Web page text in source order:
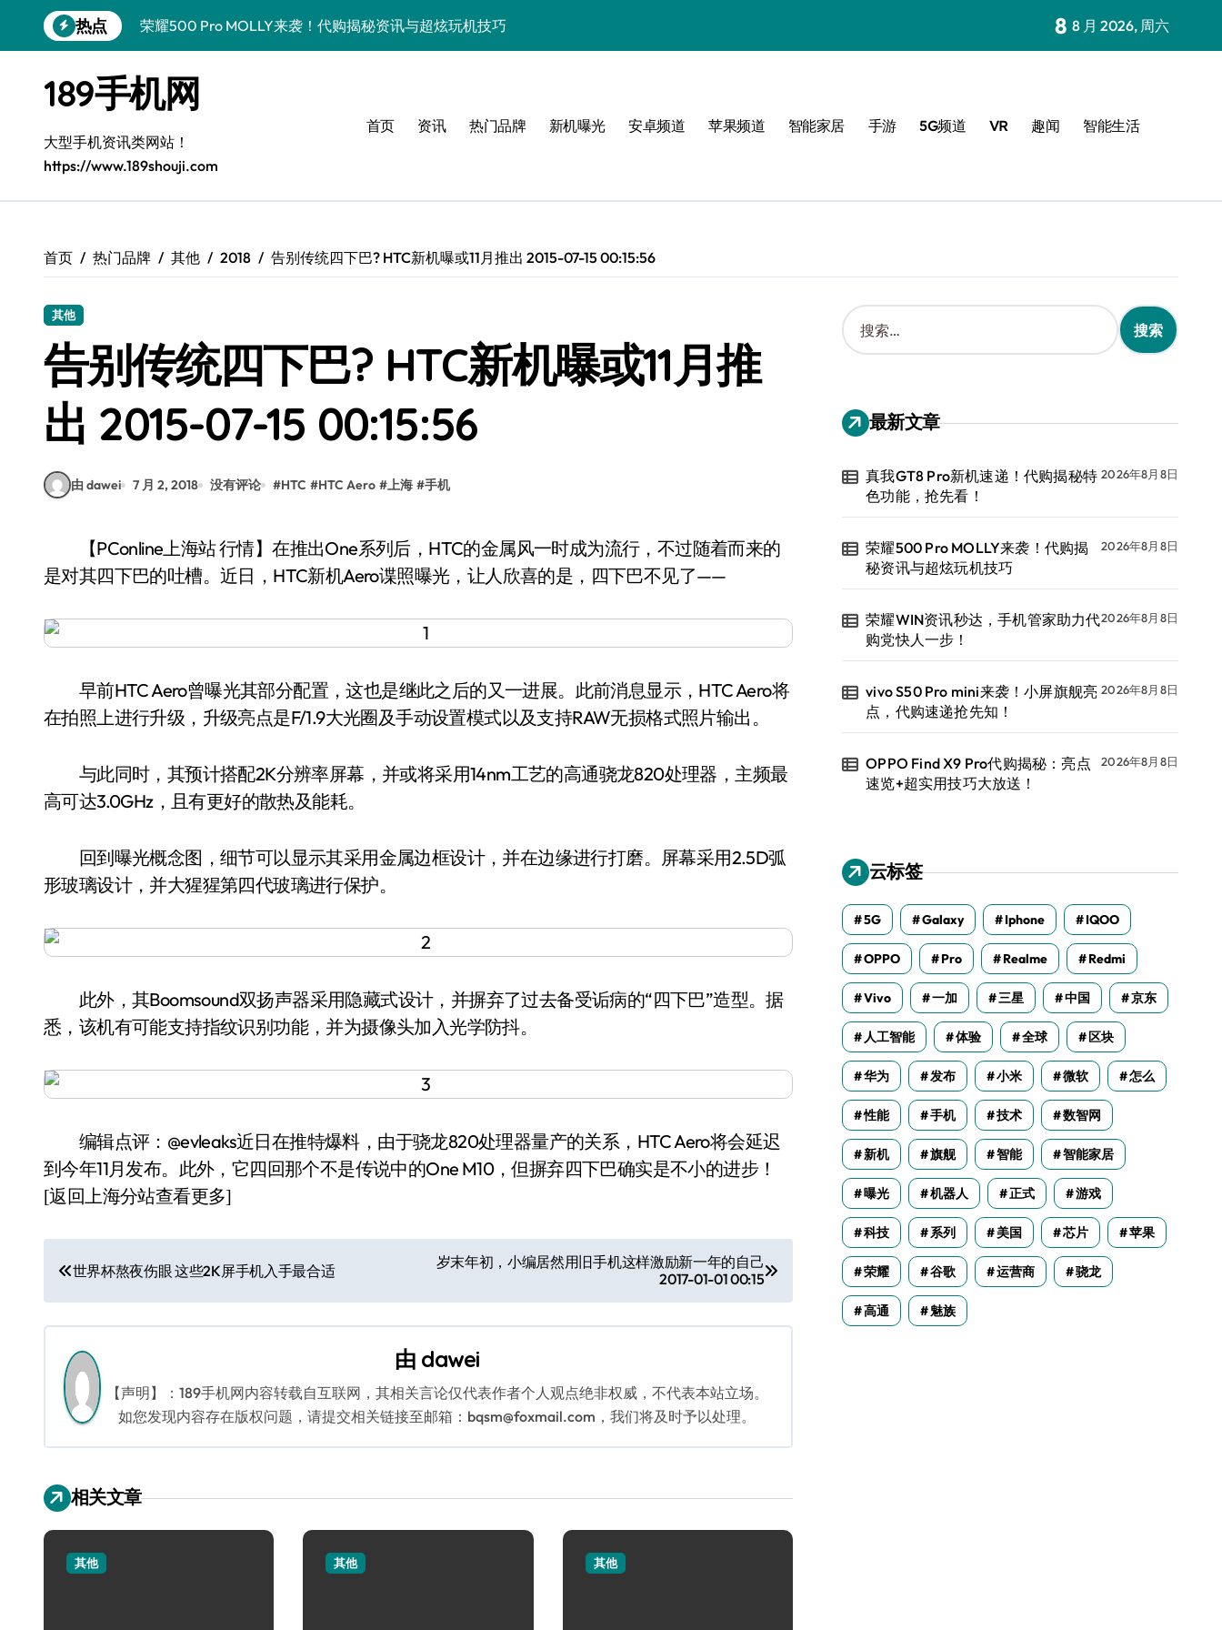
到
热点
荣耀500 Pro MOLLY来袭！代购揭秘资讯与超炫玩机技巧
vivo S50 Pro mini来袭！小屏旗舰亮点，代购速递抢先知！
OPPO Find X9 Pro代购揭秘：亮点速览+超实用技巧大放送！
手机代购揭秘：REDMI K90超全亮点配置，一文速览！
OPPO Find X9抢先看！代购揭秘新机亮点玩法全攻略
三星Galaxy Z Fold7来袭！折叠屏革新，代购抢先揭秘！
真我GT8 Pro新机速递！代购揭秘特色功能，抢先看！
8 8 月 2026, 周六
189手机网
大型手机资讯类网站！
https://www.189shouji.com
首页 资讯 热门品牌 新机曝光 安卓频道 苹果频道 智能家居 手游 5G频道 VR 趣闻 智能生活
首页 热门品牌 其他 2018 告别传统四下巴? HTC新机曝或11月推出 2015-07-15 00:15:56
其他
告别传统四下巴? HTC新机曝或11月推
出 2015-07-15 00:15:56
由 dawei 7 月 2, 2018 没有评论 #HTC #HTC Aero # 上海 #手机
【PConline上海站 行情】在推出One系列后，HTC的金属风一时成为流行，不过随着而来的
是对其四下巴的吐槽。近日，HTC新机Aero谍照曝光，让人欣喜的是，四下巴不见了——
早前HTC Aero曾曝光其部分配置，这也是继此之后的又一进展。此前消息显示，HTC Aero将
在拍照上进行升级，升级亮点是F/1.9大光圈及手动设置模式以及支持RAW无损格式照片输出。
与此同时，其预计搭配2K分辨率屏幕，并或将采用14nm工艺的高通骁龙820处理器，主频最
高可达3.0GHz，且有更好的散热及能耗。
回到曝光概念图，细节可以显示其采用金属边框设计，并在边缘进行打磨。屏幕采用2.5D弧
形玻璃设计，并大猩猩第四代玻璃进行保护。
此外，其Boomsound双扬声器采用隐藏式设计，并摒弃了过去备受诟病的“四下巴”造型。据
悉，该机有可能支持指纹识别功能，并为摄像头加入光学防抖。
编辑点评：@evleaks近日在推特爆料，由于骁龙820处理器量产的关系，HTC Aero将会延迟
到今年11月发布。此外，它四回那个不是传说中的One M10，但摒弃四下巴确实是不小的进步！
[返回上海分站查看更多]
文
章
导
航
世界杯熬夜伤眼 这些2K屏手机入手最合适
岁末年初，小编居然用旧手机这样激励新一年的自己
2017-01-01 00:15
由 dawei
【声明】：189手机网内容转载自互联网，其相关言论仅代表作者个人观点绝非权威，不代表本站立场。
如您发现内容存在版权问题，请提交相关链接至邮箱：bqsm@foxmail.com，我们将及时予以处理。
相关文章
其他 其他 其他
搜
索
：
最新文章
真我GT8 Pro新机速递！代购揭秘特
色功能，抢先看！
2026年8月8日
荣耀500 Pro MOLLY来袭！代购揭
秘资讯与超炫玩机技巧
2026年8月8日
荣耀WIN资讯秒达，手机管家助力代
购党快人一步！
2026年8月8日
vivo S50 Pro mini来袭！小屏旗舰亮
点，代购速递抢先知！
2026年8月8日
OPPO Find X9 Pro代购揭秘：亮点
速览+超实用技巧大放送！
2026年8月8日
云标签
5G Galaxy Iphone IQOO
OPPO Pro Realme Redmi
Vivo 一加 三星 中国 京东
人工智能 体验 全球 区块
华为 发布 小米 微软 怎么
性能 手机 技术 数智网
新机 旗舰 智能 智能家居
曝光 机器人 正式 游戏
科技 系列 美国 芯片 苹果
荣耀 谷歌 运营商 骁龙
高通 魅族